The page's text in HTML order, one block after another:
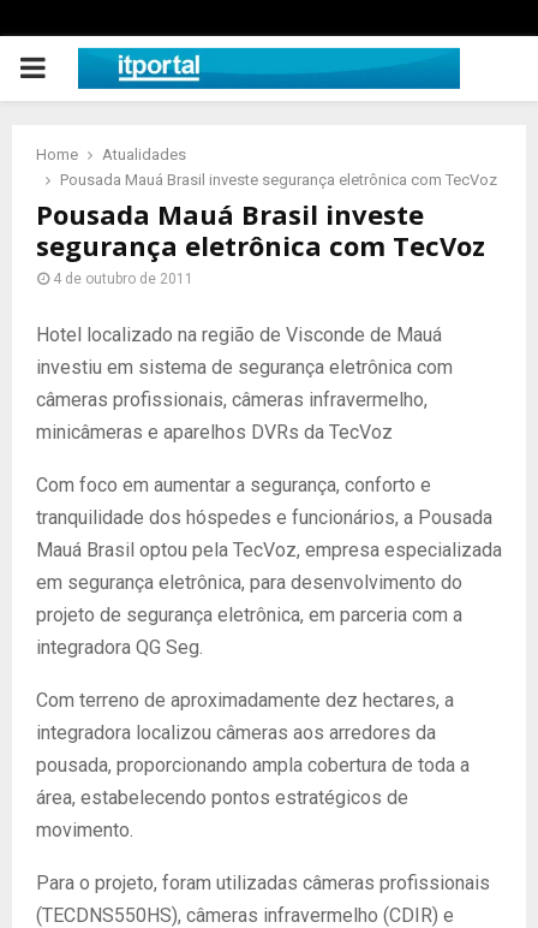
PRIMARY
Home
Atualidades
Pousada Mauá Brasil investe segurança eletrônica com TecVoz
Pousada Mauá Brasil investe
segurança eletrônica com TecVoz
4 de outubro de 2011
Hotel localizado na região de Visconde de Mauá
investiu em sistema de segurança eletrônica com
câmeras profissionais, câmeras infravermelho,
minicâmeras e aparelhos DVRs da TecVoz
Com foco em aumentar a segurança, conforto e
tranquilidade dos hóspedes e funcionários, a Pousada
Mauá Brasil optou pela TecVoz, empresa especializada
em segurança eletrônica, para desenvolvimento do
projeto de segurança eletrônica, em parceria com a
integradora QG Seg.
Com terreno de aproximadamente dez hectares, a
integradora localizou câmeras aos arredores da
pousada, proporcionando ampla cobertura de toda a
área, estabelecendo pontos estratégicos de
movimento.
Para o projeto, foram utilizadas câmeras profissionais
(TECDNS550HS), câmeras infravermelho (CDIR) e